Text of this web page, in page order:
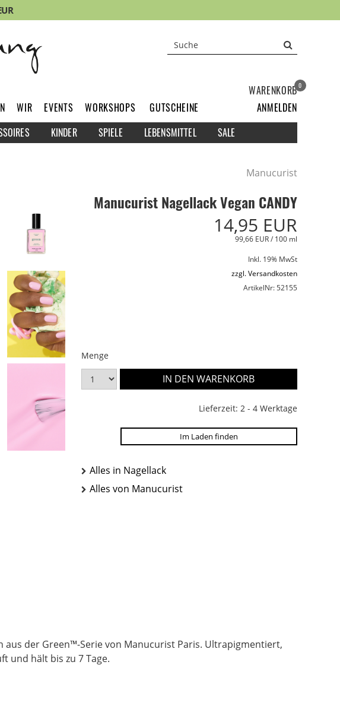
KINDER SPIELE LEBENSMITTEL SALE
WIR EVENTS WORKSHOPS GUTSCHEINE
WARENKORB0
ANMELDEN
Manucurist
Manucurist Nagellack Vegan CANDY
14,95 EUR
99,66 EUR / 100 ml
Inkl. 19% MwSt
zzgl. Versandkosten
ArtikelNr: 52155
Menge
Lieferzeit: 2 - 4 Werktage
Im Laden finden
Alles in Nagellack
Alles von Manucurist
der Green™-Serie von Manucurist Paris. Ultrapigmentiert,
und hält bis zu 7 Tage.